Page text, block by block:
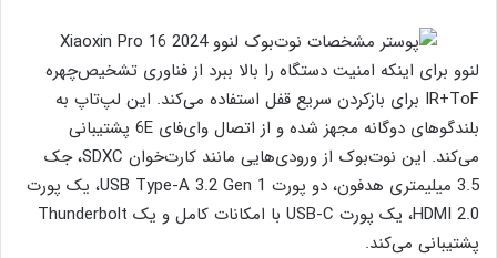
لنوو برای اینکه امنیت دستگاه را بالا ببرد از فناوری تشخیص‌چهره
IR+ToF برای بازکردن سریع قفل استفاده می‌کند. این لپ‌تاپ به
بلندگوهای دوگانه مجهز شده و از اتصال وای‌فای 6E پشتیبانی
می‌کند. این نوت‌بوک از ورودی‌هایی مانند کارت‌خوان SDXC، جک
3.5 میلیمتری هدفون، دو پورت USB Type-A 3.2 Gen 1، یک پورت
HDMI 2.0، یک پورت USB-C با امکانات کامل و یک Thunderbolt
پشتیبانی می‌کند.